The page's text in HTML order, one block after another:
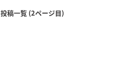
投稿一覧 (2ページ目)